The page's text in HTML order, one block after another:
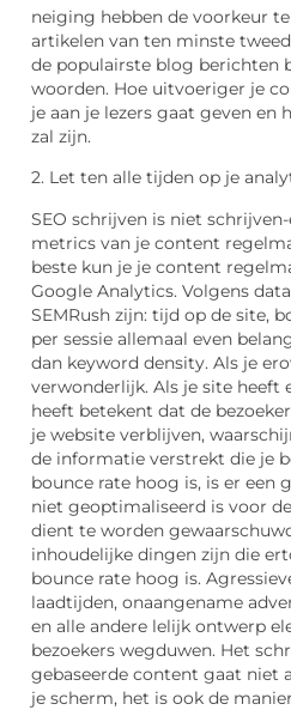
neiging hebben de voorkeur te
artikelen van ten minste
de populairste blog berichten
woorden. Hoe uitvoeriger je
je aan je lezers gaat geven en
zal zijn.
2. Let ten alle tijden op je
SEO schrijven is niet
metrics van je content
beste kun je je content
Google Analytics. Volgens
SEMRush zijn: tijd op de site,
per sessie allemaal even
dan keyword density. Als je
verwonderlijk. Als je site heeft
heeft betekent dat de
je website verblijven,
de informatie verstrekt die je
bounce rate hoog is, is er een
niet geoptimaliseerd is voor
dient te worden
inhoudelijke dingen zijn die
bounce rate hoog is.
laadtijden, onaangename
en alle andere lelijk ontwerp
bezoekers wegduwen. Het
gebaseerde content gaat niet
je scherm, het is ook de